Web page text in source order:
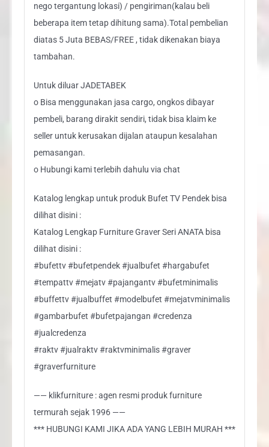
nego tergantung lokasi) / pengiriman(kalau beli
beberapa item tetap dihitung sama).Total pembelian
diatas 5 Juta BEBAS/FREE , tidak dikenakan biaya
tambahan.
Untuk diluar JADETABEK
o Bisa menggunakan jasa cargo, ongkos dibayar
pembeli, barang dirakit sendiri, tidak bisa klaim ke
seller untuk kerusakan dijalan ataupun kesalahan
pemasangan.
o Hubungi kami terlebih dahulu via chat
Katalog lengkap untuk produk Bufet TV Pendek bisa
dilihat disini :
Katalog Lengkap Furniture Graver Seri ANATA bisa
dilihat disini :
#bufettv #bufetpendek #jualbufet #hargabufet
#tempattv #mejatv #pajangantv #bufetminimalis
#buffettv #jualbuffet #modelbufet #mejatvminimalis
#gambarbufet #bufetpajangan #credenza
#jualcredenza
#raktv #jualraktv #raktvminimalis #graver
#graverfurniture
—— klikfurniture : agen resmi produk furniture
termurah sejak 1996 ——
*** HUBUNGI KAMI JIKA ADA YANG LEBIH MURAH ***